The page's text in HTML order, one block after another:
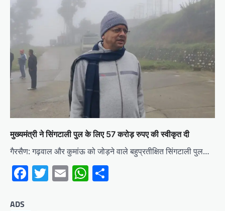
मुख्यमंत्री ने सिंगटाली पुल के लिए 57 करोड़ रुपए की स्वीकृत दी
गैरसैण: गढ़वाल और कुमांऊ को जोड़ने वाले बहुप्रतीक्षित सिंगटाली पुल…
Facebook
Twitter
EmailWhatsApp
ADS